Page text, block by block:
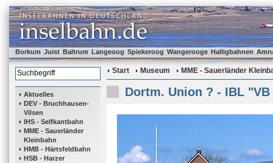
Borkum Juist Baltrum Langeoog Spiekeroog Wangerooge Halligbahnen
Aktuelles
DEV - Bruchhausen-
Vilsen
IHS - Selfkantbahn
MME - Sauerländer
Kleinbahn
HMB - Härtsfeldbahn
HSB - Harzer
Start Museum MME - Sauerländer
Dortm. Union ? - IBL "VB